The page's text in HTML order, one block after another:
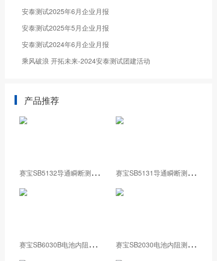
安泰测试2025年6月企业月报
安泰测试2025年5月企业月报
安泰测试2024年6月企业月报
乘风破浪 开拓未来-2024安泰测试团建活动
产品推荐
赛
宝SB5132导通瞬断测试仪 赛
宝SB5131导通瞬断测试仪
赛
宝SB6030B电池内阻测试仪校准装置 赛
宝SB2030电池内阻测试仪校准装置